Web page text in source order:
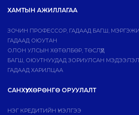
ХАМТЫН АЖИЛЛАГАА
ЗОЧИН ПРОФЕССОР, ГАДААД БАГШ,
ГАДААД ОЮУТАН
ОЛОН УЛСЫН ХӨТӨЛБӨР, ТӨСЛҮҮД
БАГШ, ОЮУТНУУДАД ЗОРИУЛСАН МЭДЭЭЛЭЛ
ГАДААД ХАРИЛЦАА
САНХҮҮ, ХӨРӨНГӨ ОРУУЛАЛТ
НЭГ КРЕДИТИЙН ҮНЭЛГЭЭ